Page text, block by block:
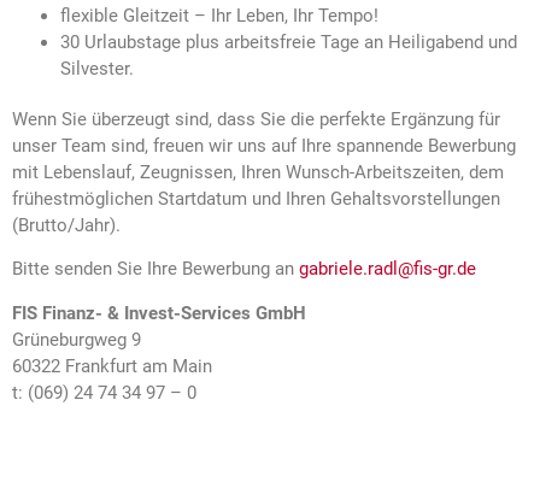
flexible Gleitzeit – Ihr Leben, Ihr Tempo!
30 Urlaubstage plus arbeitsfreie Tage an Heiligabend und
Silvester.
Wenn Sie überzeugt sind, dass Sie die perfekte Ergänzung für
unser Team sind, freuen wir uns auf Ihre spannende Bewerbung
mit Lebenslauf, Zeugnissen, Ihren Wunsch-Arbeitszeiten, dem
frühestmöglichen Startdatum und Ihren Gehaltsvorstellungen
(Brutto/Jahr).
Bitte senden Sie Ihre Bewerbung an gabriele.radl@fis-gr.de
FIS Finanz- & Invest-Services GmbH
Grüneburgweg 9
60322 Frankfurt am Main
t: (069) 24 74 34 97 – 0